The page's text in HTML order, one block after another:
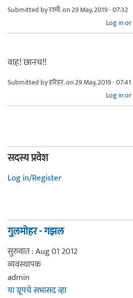
Submitted byरश्मी.on 29 May, 2019 - 07:32
Log inor
वाह! छानच!!
Submitted byहरिहर.on 29 May, 2019 - 07:41
Log inor
सदस्य प्रवेश
Log in/Register
गुलमोहर - गझल
सुरुवात : Aug 01 2012
व्यवस्थापक
admin
या ग्रूपचे सभासद व्हा